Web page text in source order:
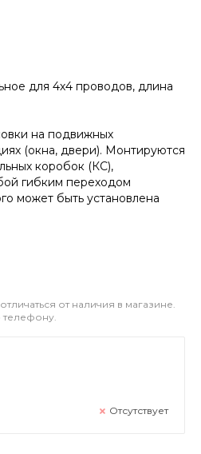
для 4х4 проводов, длина
на подвижных
(окна, двери). Монтируются
коробок (КС),
гибким переходом
может быть установлена
от наличия в магазине.
Отсутствует